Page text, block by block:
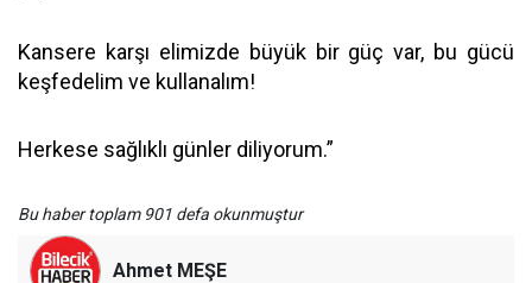
Kansere karşı elimizde büyük bir güç var, bu gücü
keşfedelim ve kullanalım!
Herkese sağlıklı günler diliyorum.”
Bu haber toplam 901 defa okunmuştur
Ahmet MEŞE